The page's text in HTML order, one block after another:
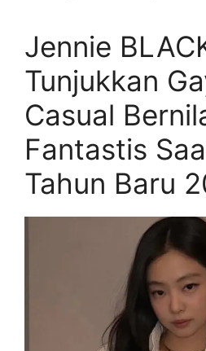
Jennie
Tunjukkan
Casual
Fantastis
Tahun Baru